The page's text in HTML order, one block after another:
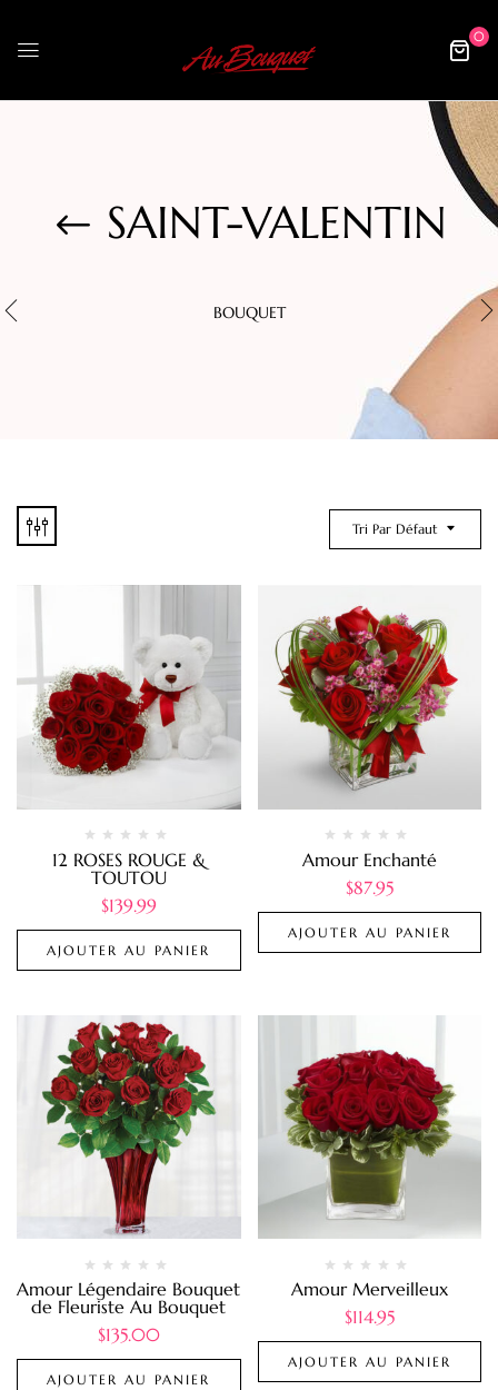
0
SAINT-VALENTIN
BOUQUET
Tri Par Défaut
12 ROSES ROUGE &
TOUTOU
$139.99
AJOUTER AU PANIER
Amour Enchanté
$87.95
AJOUTER AU PANIER
Amour Légendaire Bouquet
de Fleuriste Au Bouquet
$135.00
AJOUTER AU PANIER
Amour Merveilleux
$114.95
AJOUTER AU PANIER